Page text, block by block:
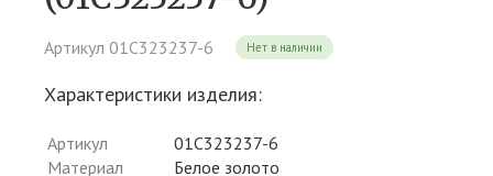
Артикул 01С323237-6 Нет в наличии
Характеристики изделия:
Артикул
01С323237-6
Материал
Белое золото